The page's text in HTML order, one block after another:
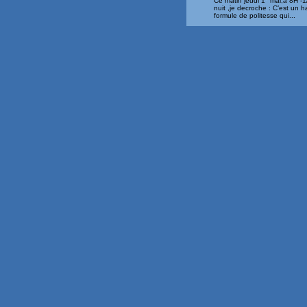
nuit ,je decroche : C’est un
formule de politesse qui...